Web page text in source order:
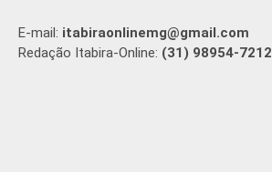
E-mail: itabiraonlinemg@gmail.com
Redação Itabira-Online: (31) 98954-7212